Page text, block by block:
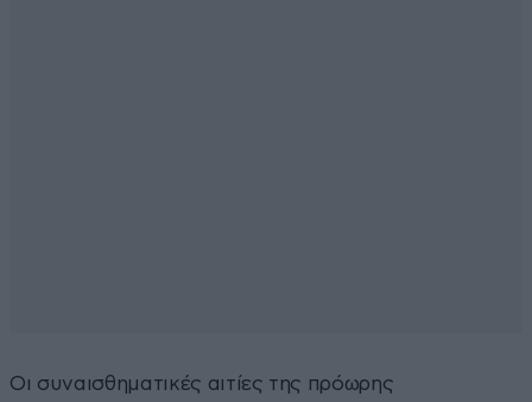
Οι συναισθηματικές αιτίες της πρόωρης